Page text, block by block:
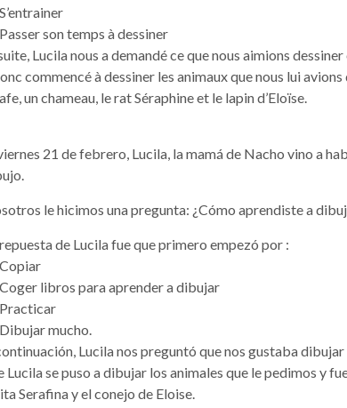
son temps à dessiner
Lucila nous a demandé ce que nous aimions
commencé à dessiner les animaux que nous lui
un chameau, le rat Séraphine et le lapin d’Eloïse.
21 de febrero, Lucila, la mamá de Nacho vino a
le hicimos una pregunta: ¿Cómo aprendiste a
de Lucila fue que primero empezó por :
libros para aprender a dibujar
mucho.
Lucila nos preguntó que nos gustaba
Lucila se puso a dibujar los animales que le pedimos y
Serafina y el conejo de Eloise.